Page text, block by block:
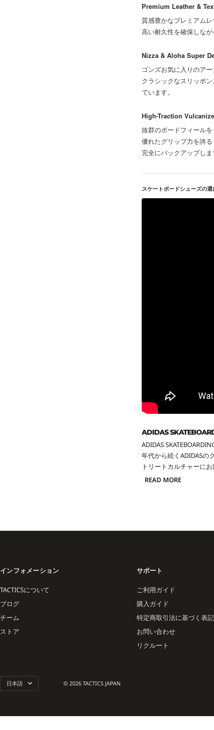
Premium Leather &
質感豊かなプレミアム
高い耐久性を確保しな
Nizza & Aloha Super
ゴンズお気に入りのア
クラシックなスリッポ
ています。
High-Traction
抜群のボードフィールを
優れたグリップ力を誇
完全にバックアップしま
スケートボードシューズの選
ADIDAS
ADIDAS
年代から続くADIDASの
トリートカルチャーに
READ MORE
インフォメーション
TACTICSについて
ブログ
チーム
ストア
サポート
ご利用ガイド
購入ガイド
特定商取引法に基づく表記
お問い合わせ
リクルート
語
日本語 © 2026 TACTICS JAPAN